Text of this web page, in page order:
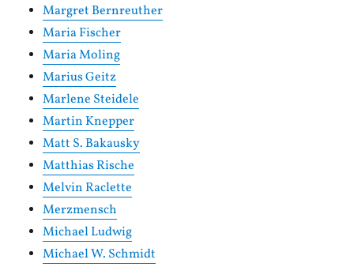
Margret Bernreuther
Maria Fischer
Maria Moling
Marius Geitz
Marlene Steidele
Martin Knepper
Matt S. Bakausky
Matthias Rische
Melvin Raclette
Merzmensch
Michael Ludwig
Michael W. Schmidt